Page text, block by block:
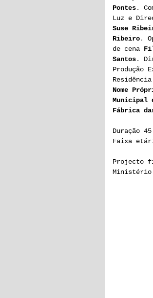
Pontes.
Luz e
Suse
Ribeiro.
de cena
Santos.
Produção
Residência
Nome
Municipal
Fábrica
Duração
Faixa
Projecto
Ministério